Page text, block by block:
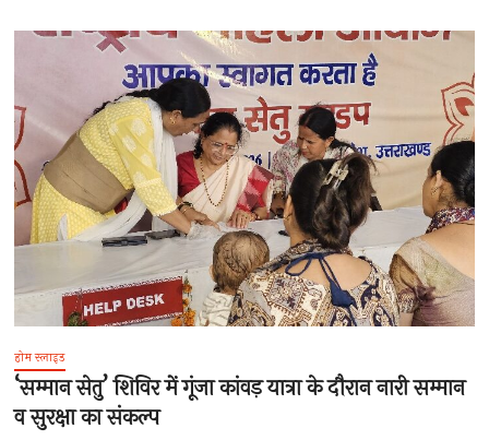
होम स्लाइड
‘सम्मान सेतु’ शिविर में गूंजा कांवड़ यात्रा के दौरान नारी सम्मान
व सुरक्षा का संकल्प